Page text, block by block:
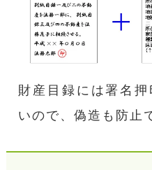
財産目録には署名
いので、偽造も防止